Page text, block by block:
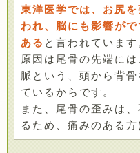
東洋医学では、お尻
われ、脳にも影響が
ある と言われています
原因は尾骨の先端に
脈という、頭から背
ているからです。
また、尾骨の歪みは
るため、痛みのある方